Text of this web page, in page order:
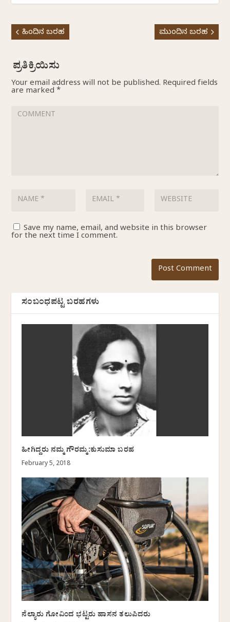
ಹಿಂದಿನ ಬರಹ ಮುಂದಿನ ಬರಹ
Your email address will not be published. Required fields
are marked *
Save my name, email, and website in this browser
for the next time I comment.
ಸಂಬಂಧಪಟ್ಟ ಬರಹಗಳು
ಹೀಗಿದ್ದರು ನಮ್ಮ ಗೌರಮ್ಮ:ಕುಸುಮಾ ಬರಹ
February 5, 2018
ನೆಲ್ಯಾರು ಗೋವಿಂದ ಭಟ್ಟರು ಹಾಸನ ತಲುಪಿದರು